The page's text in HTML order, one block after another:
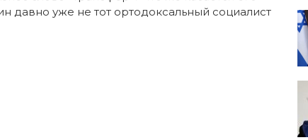
давно уже не тот ортодоксальный социалист